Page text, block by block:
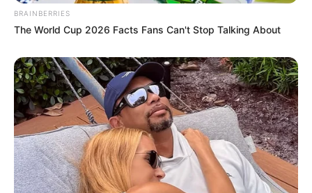
ΑΠΟΨΕΙΣ ΡΟΗ ΤΩΝ ΑΡΘΡΩΝ ΣΗΜΑΝΤΙΚΕΣ ΕΙΔΗΣΕΙΣ
BRAINBERRIES
The World Cup 2026 Facts Fans Can't Stop Talking About